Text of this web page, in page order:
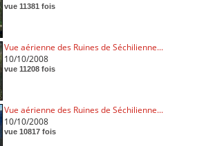
vue 11381 fois
Vue aérienne des Ruines de Séchilienne...
10/10/2008
vue 11208 fois
Vue aérienne des Ruines de Séchilienne...
10/10/2008
vue 10817 fois